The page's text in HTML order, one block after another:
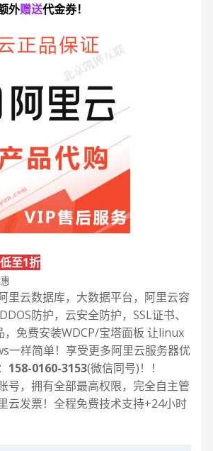
外赠送代金券！
至1折
里云数据库，大数据平台，阿里云容
防护，云安全防护，SSL证书、
免费安装WDCP/宝塔面板 让linux
一样简单！享受更多阿里云服务器优
158-0160-3153(微信同号)！！
号，拥有全部最高权限，完全自主管
云发票！全程免费技术支持+24小时